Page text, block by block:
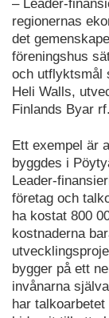
– Leader-
regionernas
det
föreningshus
och utflyktsmål
Heli Walls,
Finlands Byar rf.
Ett exempel är
byggdes i
Leader-
företag och
ha kostat 800
kostnaderna
bygger på ett
invånarna
har